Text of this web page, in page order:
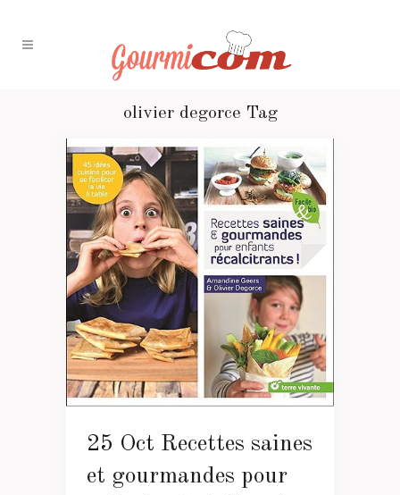
olivier degorce Tag
25 Oct Recettes saines
et gourmandes pour